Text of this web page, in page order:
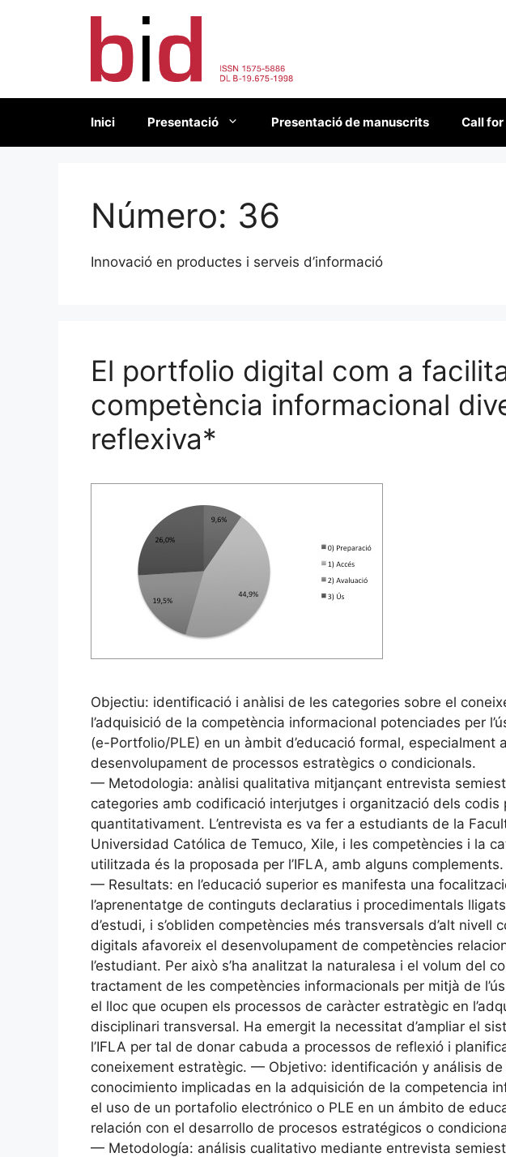
Inici Presentació Presentació de manuscrits Call for
Número: 36
Innovació en productes i serveis d’informació
El portfolio digital com a
competència informacional
reflexiva*
Objectiu: identificació i anàlisi de les categories sobre el
l’adquisició de la competència informacional potenciades per
(e-Portfolio/PLE) en un àmbit d’educació formal, especialment
desenvolupament de processos estratègics o condicionals.
— Metodologia: anàlisi qualitativa mitjançant entrevista
categories amb codificació interjutges i organització dels codis
quantitativament. L’entrevista es va fer a estudiants de la
Universidad Católica de Temuco, Xile, i les competències i la
utilitzada és la proposada per l’IFLA, amb alguns complements.
— Resultats: en l’educació superior es manifesta una
l’aprenentatge de continguts declaratius i procedimentals
d’estudi, i s’obliden competències més transversals d’alt nivell
digitals afavoreix el desenvolupament de competències
l’estudiant. Per això s’ha analitzat la naturalesa i el volum del
tractament de les competències informacionals per mitjà de
el lloc que ocupen els processos de caràcter estratègic en
disciplinari transversal. Ha emergit la necessitat d’ampliar el
l’IFLA per tal de donar cabuda a processos de reflexió i
coneixement estratègic. — Objetivo: identificación y análisis
conocimiento implicadas en la adquisición de la competencia
el uso de un portafolio electrónico o PLE en un ámbito de
relación con el desarrollo de procesos estratégicos o
— Metodología: análisis cualitativo mediante entrevista